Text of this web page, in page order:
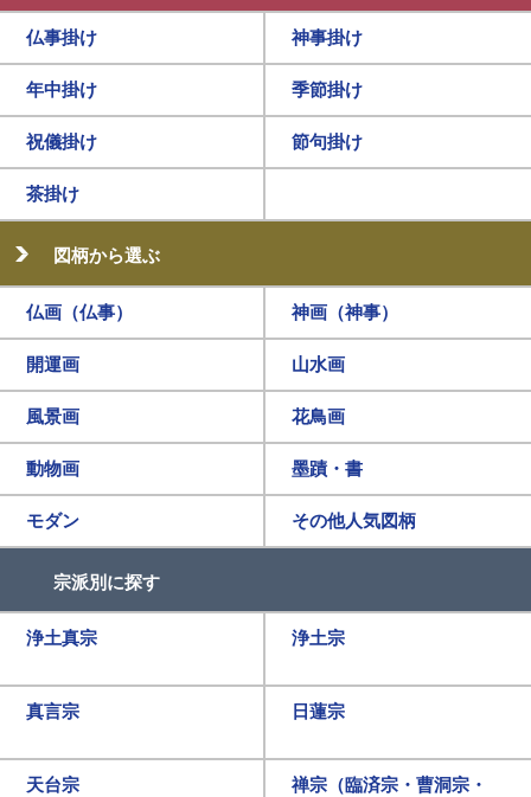
仏事掛け 神事掛け
年中掛け 季節掛け
祝儀掛け 節句掛け
茶掛け
図柄から選ぶ
仏画（仏事） 神画（神事）
開運画 山水画
風景画 花鳥画
動物画 墨蹟・書
モダン その他人気図柄
宗派別に探す
浄土真宗 浄土宗
真言宗 日蓮宗
天台宗
禅宗（臨済宗・曹洞宗・